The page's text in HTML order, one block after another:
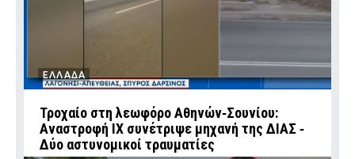
ΕΛΛΑΔΑ
Τροχαίο στη λεωφόρο Αθηνών‑Σουνίου:
Αναστροφή ΙΧ συνέτριψε μηχανή της ΔΙΑΣ ‑
Δύο αστυνομικοί τραυματίες